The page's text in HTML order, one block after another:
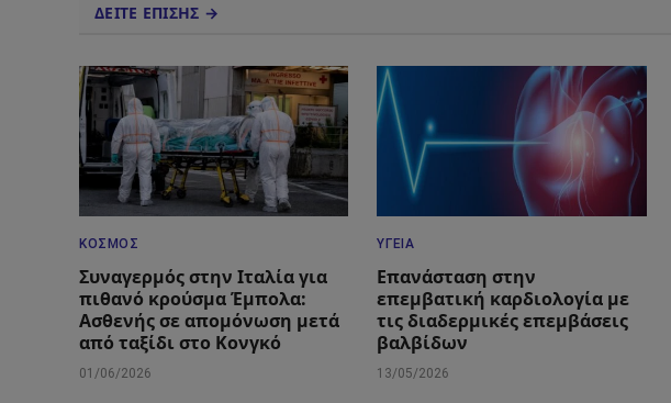
ΔΕΙΤΕ ΕΠΙΣΗΣ →
ΚΌΣΜΟΣ
Συναγερμός στην Ιταλία για
πιθανό κρούσμα Έμπολα:
Ασθενής σε απομόνωση μετά
από ταξίδι στο Κονγκό
01/06/2026
ΥΓΕΊΑ
Επανάσταση στην
επεμβατική καρδιολογία με
τις διαδερμικές επεμβάσεις
βαλβίδων
13/05/2026